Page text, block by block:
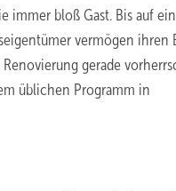
immer bloß Gast. Bis auf
vermögen ihren
gerade
üblichen Programm in